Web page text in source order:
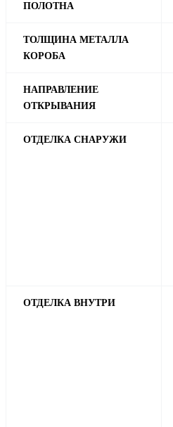
ПОЛОТНА
ТОЛЩИНА МЕТАЛЛА
КОРОБА
НАПРАВЛЕНИЕ
ОТКРЫВАНИЯ
ОТДЕЛКА СНАРУЖИ
ОТДЕЛКА ВНУТРИ